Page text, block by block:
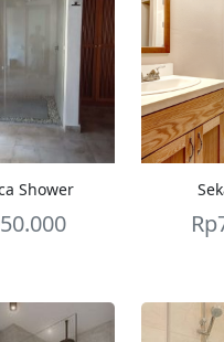
Shower
Rp